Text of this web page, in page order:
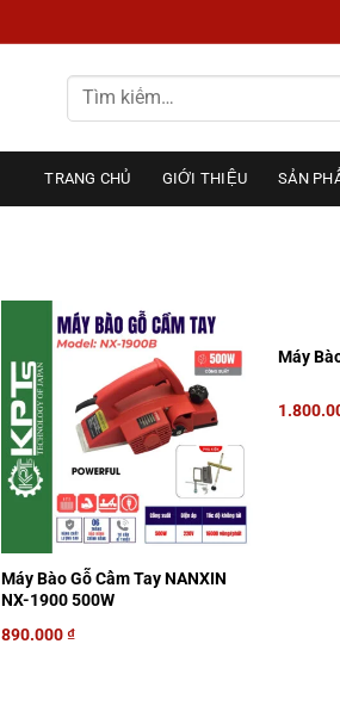
Tìm
kiếm:
TRANG CHỦ GIỚI THIỆU SẢN
Máy Bào Gỗ Cầm Tay NANXIN
NX-1900 500W
890.000₫
Máy